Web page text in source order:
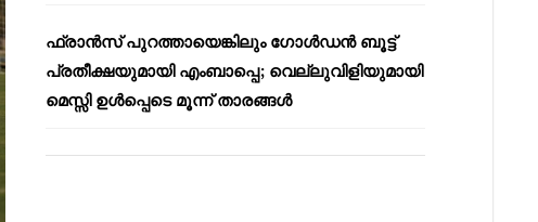
ഫ്രാൻസ് പുറത്തായെങ്കിലും ഗോൾഡൻ ബൂട്ട്
പ്രതീക്ഷയുമായി എംബാപ്പെ; വെല്ലുവിളിയുമായി
മെസ്സി ഉൾപ്പെടെ മൂന്ന് താരങ്ങൾ